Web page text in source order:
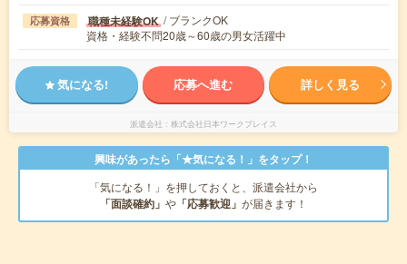
応募資格 職種未経験OK / ブランクOK
資格・経験不問20歳～60歳の男女活躍中
気になる! 応募へ進む 詳しく見る
派遣会社 株式会社日本ワークプレイス
興味があったら「★気になる！」をタップ！
「気になる！」を押しておくと、派遣会社から
「面談確約」 や 「応募歓迎」 が届きます！